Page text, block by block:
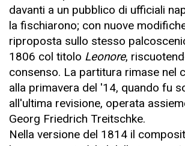
davanti a un pubblico di ufficiali
la fischiarono; con nuove
riproposta sullo stesso
1806 col titolo Leonore,
consenso. La partitura rimase nel
alla primavera del '14, quando fu
all'ultima revisione, operata
Georg Friedrich Treitschke.
Nella versione del 1814 il